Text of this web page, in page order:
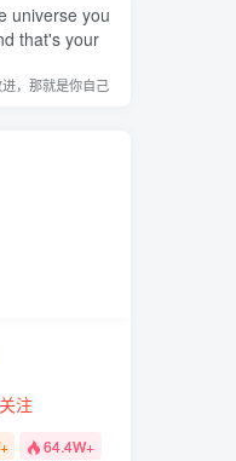
universe you
that's your
，那就是你自己
关注
64.4W+